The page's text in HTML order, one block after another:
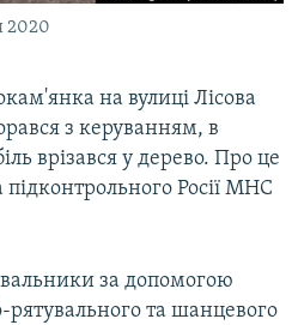
2020
на вулиці Лісова
з керуванням, в
врізався у дерево. Про це
Росії МНС
за допомогою
рятувального та шанцевого